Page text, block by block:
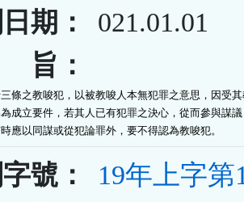
期：
021.01.01
：
條之教唆犯，以被教唆人本無犯罪之意思，因受
成立要件，若其人已有犯罪之決心，從而參與謀
應以同謀或從犯論罪外，要不得認為教唆犯。
號：
19年上字第